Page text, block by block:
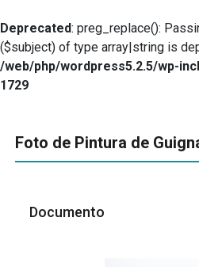
Deprecated: preg_replace():
($subject) of type array|string is
/web/php/wordpress5.2.5/wp-
1729
Foto de Pintura de
Documento